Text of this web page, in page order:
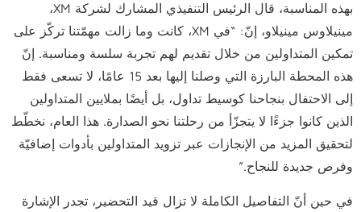
بهذه المناسبة، قال الرئيس التنفيذي المشارك لشركة XM،
مينيلاوس مينيلاو، إنّ: “في XM، كانت وما زالت مهمّتنا تركّز على
تمكين المتداولين من خلال تقديم لهم تجربة سلسة ومناسبة. إنّ
هذه المحطة البارزة التي وصلنا إليها بعد 15 عامًا، لا تسعى فقط
إلى الاحتفال بنجاحنا كوسيط تداول، بل أيضًا بملايين المتداولين
الذين كانوا جزءًا لا يتجزّأ من رحلتنا نحو الصدارة. هذا العام، نخطّط
لتحقيق المزيد من الإنجازات عبر تزويد المتداولين بأدوات إضافيّة
وفرص جديدة للنجاح.”
في حين أنّ التفاصيل الكاملة لا تزال قيد التحضير، تجدر الإشارة